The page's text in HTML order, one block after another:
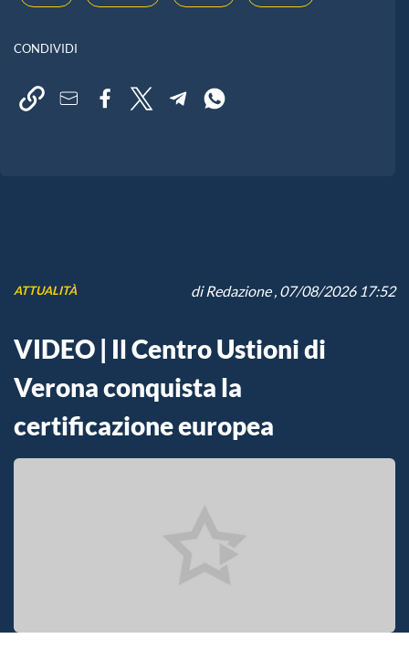
CONDIVIDI
ATTUALITÀ diRedazione, 07/08/2026 17:52
VIDEO | Il Centro Ustioni di
Verona conquista la
certificazione europea